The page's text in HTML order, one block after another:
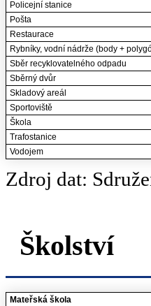
Policejní stanice
Pošta
Restaurace
Rybníky, vodní nádrže (body +
Sběr recyklovatelného odpadu
Sběrný dvůr
Skladový areál
Sportoviště
Škola
Trafostanice
Vodojem
Zdroj dat:
Školství
Mateřská škola